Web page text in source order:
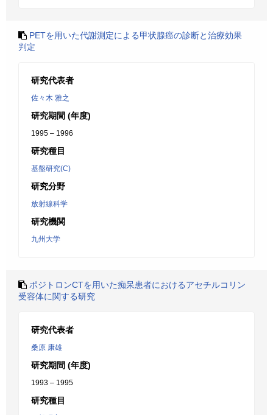
PETを用いた代謝測定による甲状腺癌の診断と治療効果
判定
研究代表者
佐々木 雅之
研究期間 (年度)
1995 – 1996
研究種目
基盤研究(C)
研究分野
放射線科学
研究機関
九州大学
ポジトロンCTを用いた痴呆患者におけるアセチルコリン
受容体に関する研究
研究代表者
桑原 康雄
研究期間 (年度)
1993 – 1995
研究種目